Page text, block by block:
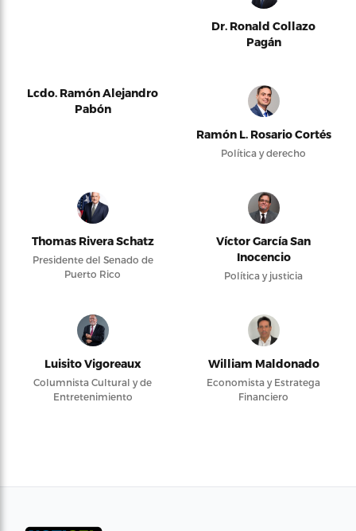
Dr. Ronald Collazo
Pagán
Lcdo. Ramón Alejandro
Pabón
Ramón L. Rosario Cortés
Política y derecho
Thomas Rivera Schatz
Presidente del Senado de
Puerto Rico
Víctor García San
Inocencio
Política y justicia
Luisito Vigoreaux
Columnista Cultural y de
Entretenimiento
William Maldonado
Economista y Estratega
Financiero